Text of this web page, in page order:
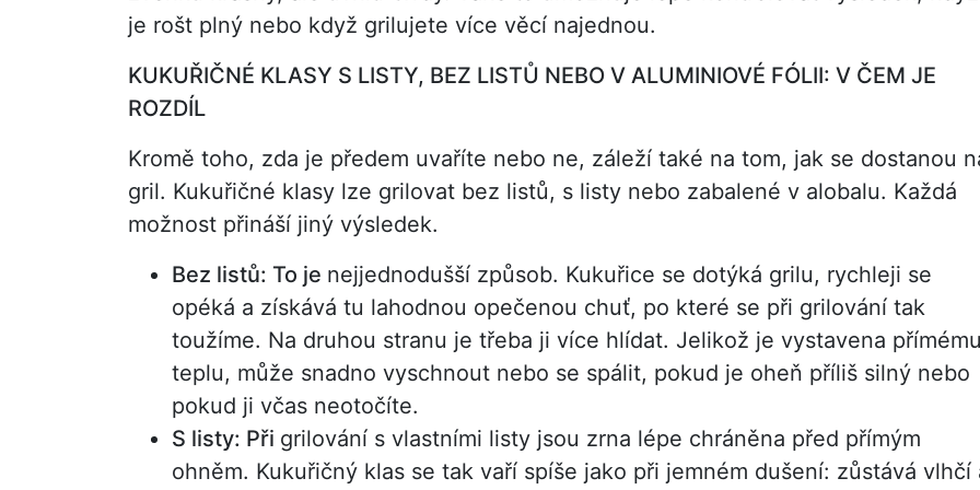
je rošt plný nebo když grilujete více věcí najednou.
KUKUŘIČNÉ KLASY S LISTY, BEZ LISTŮ NEBO V ALUMINIOVÉ FÓLII: V ČEM JE
ROZDÍL
Kromě toho, zda je předem uvaříte nebo ne, záleží také na tom, jak se dostanou
gril. Kukuřičné klasy lze grilovat bez listů, s listy nebo zabalené v alobalu. Každá
možnost přináší jiný výsledek.
Bez listů: To je nejjednodušší způsob. Kukuřice se dotýká grilu, rychleji se
opéká a získává tu lahodnou opečenou chuť, po které se při grilování tak
toužíme. Na druhou stranu je třeba ji více hlídat. Jelikož je vystavena přímému
teplu, může snadno vyschnout nebo se spálit, pokud je oheň příliš silný nebo
pokud ji včas neotočíte.
S listy: Při grilování s vlastními listy jsou zrna lépe chráněna před přímým
ohněm. Kukuřičný klas se tak vaří spíše jako při jemném dušení: zůstává vlhčí